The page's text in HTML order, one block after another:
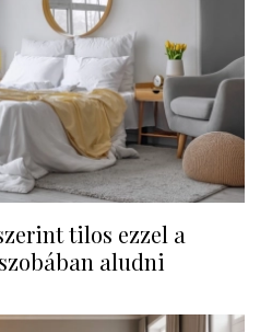
tilos ezzel a
aludni